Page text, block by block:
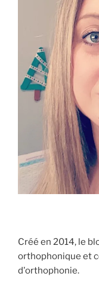
Créé en 2014, le
orthophonique et
d'orthophonie.